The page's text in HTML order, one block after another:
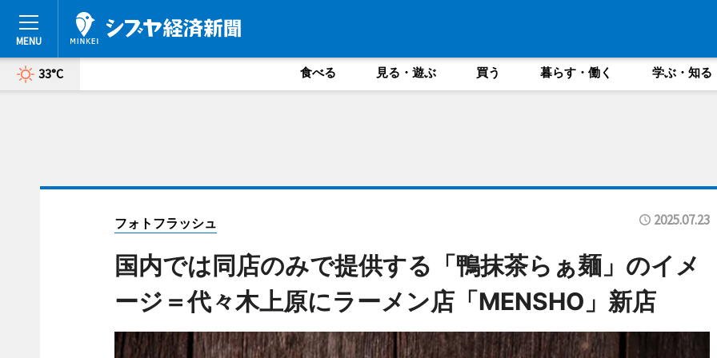
33°C 食べる 見る・遊ぶ 買う 暮らす・働く 学ぶ・知る
フォトフラッシュ 2025.07.23
国内では同店のみで提供する「鴨抹茶らぁ麺」のイメ
ージ＝代々木上原にラーメン店「MENSHO」新店